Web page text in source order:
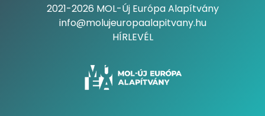
2021-2026 MOL-Új Európa Alapítvány
info@molujeuropaalapitvany.hu
HÍRLEVÉL